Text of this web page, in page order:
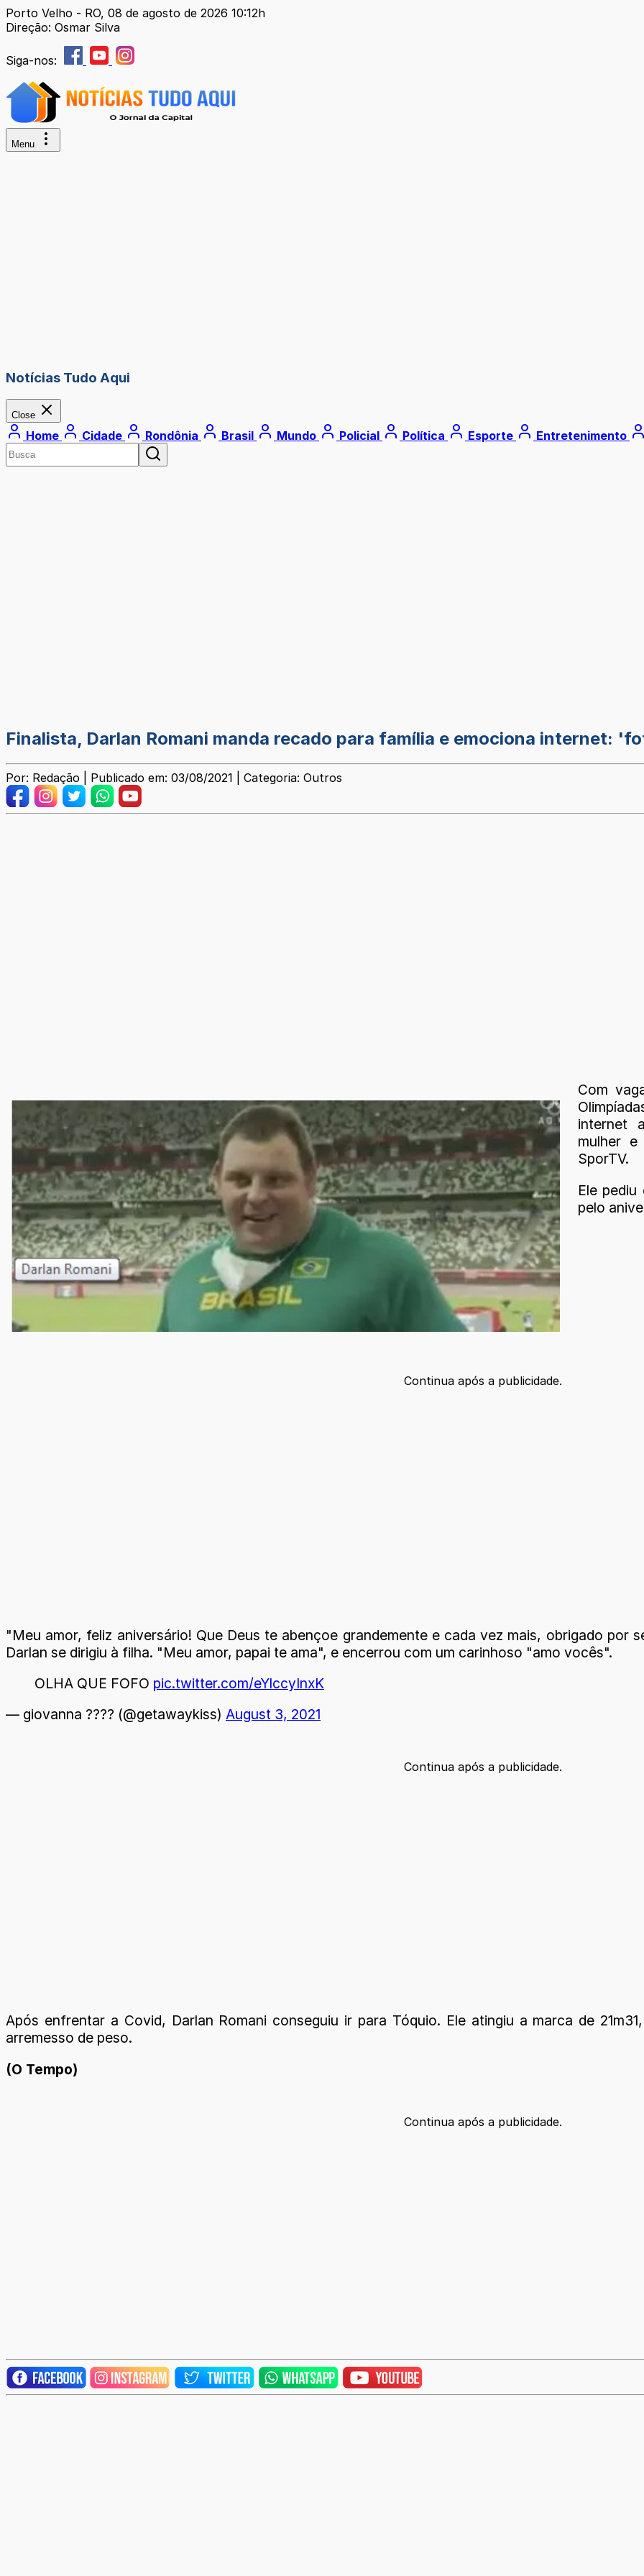
Porto Velho - RO, 08 de agosto de 2026 10:12h
Direção: Osmar Silva
Siga-nos:
Menu
Notícias Tudo Aqui
Close
Home Cidade Rondônia Brasil Mundo Policial Política Esporte Entretenimento
Finalista, Darlan Romani manda recado para família e emociona internet:
Por: Redação | Publicado em: 03/08/2021 | Categoria: Outros
Com
internet
mulher
SporTV.
Ele
pelo
Continua após a publicidade.
"Meu amor, feliz aniversário! Que Deus te abençoe grandemente e cada vez mais, obrigado por
Darlan se dirigiu à filha. "Meu amor, papai te ama", e encerrou com um carinhoso "amo vocês".
OLHA QUE FOFO pic.twitter.com/eYlccyInxK
— giovanna ???? (@getawaykiss) August 3, 2021
Continua após a publicidade.
Após enfrentar a Covid, Darlan Romani conseguiu ir para Tóquio. Ele atingiu a marca de
arremesso de peso.
(O Tempo)
Continua após a publicidade.